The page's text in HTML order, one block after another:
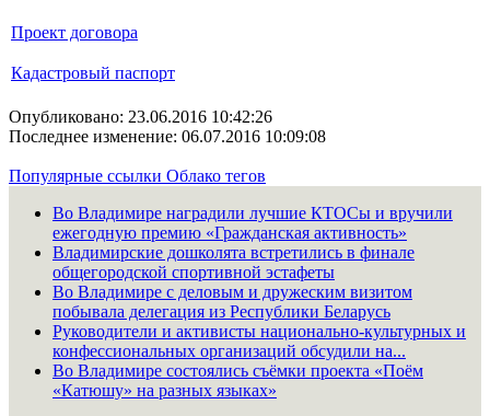
Проект договора
Кадастровый паспорт
Опубликовано: 23.06.2016 10:42:26
Последнее изменение: 06.07.2016 10:09:08
Популярные ссылки Облако тегов
Во Владимире наградили лучшие КТОСы и вручили
ежегодную премию «Гражданская активность»
Владимирские дошколята встретились в финале
общегородской спортивной эстафеты
Во Владимире с деловым и дружеским визитом
побывала делегация из Республики Беларусь
Руководители и активисты национально-культурных и
конфессиональных организаций обсудили на...
Во Владимире состоялись съёмки проекта «Поём
«Катюшу» на разных языках»